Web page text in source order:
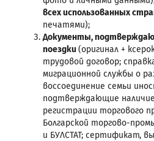
всех использованных
печатями);
Документы,
поездки (оригинал +
трудовой договор;
миграционной службы о
воссоединение семьи
подтверждающие
регистрации торгового
Болгарской торгово-
и БУЛСТАТ; сертификат,